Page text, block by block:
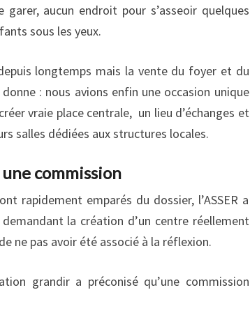
aucun endroit pour s’asseoir quelques
sous les yeux.
longtemps mais la vente du foyer et du
: nous avions enfin une occasion unique
vraie place centrale, un lieu d’échanges et
salles dédiées aux structures locales.
commission
rapidement emparés du dossier, l’ASSER a
la création d’un centre réellement
ne pas avoir été associé à la réflexion.
grandir a préconisé qu’une commission